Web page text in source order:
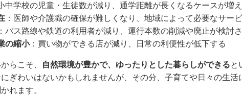
中学校の児童・生徒数が減り、通学距離が長くなるケースが増
：医師や介護職の確保が難しくなり、地域によって必要なサー
バス路線や鉄道の利用者が減り、運行本数の削減や廃止が検討
の縮小：買い物ができる店が減り、日常の利便性が低下する
らこそ、 自然環境が豊かで、ゆったりとした暮らしができると
ぎわいはないかもしれませんが、その分、子育てや日々の生
れます。